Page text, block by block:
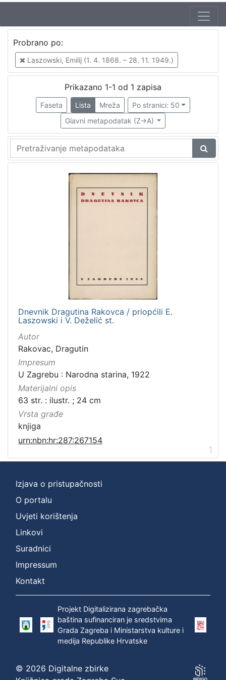
Probrano po:
Laszowski, Emilij (1. 4. 1868. – 28. 11. 1949.)
Prikazano 1-1 od 1 zapisa
Faseta Lista Mreža
Po stranici: 50
Glavni metapodatak (Z->A)
Dnevnik Dragutina Rakovca / priopćili E.
Laszowski i V. Deželić st.
Autor
Rakovac, Dragutin
Impresum
U Zagrebu : Narodna starina, 1922
Materijalni opis
63 str. : ilustr. ; 24 cm
Vrsta građe
knjiga
urn:nbn:hr:287:267154
1
Izjava o pristupačnosti
O portalu
Uvjeti korištenja
Linkovi
Suradnici
Impressum
Kontakt
Projekt Digitalizirana zagrebačka
baština sufinanciran je sredstvima
Grada Zagreba i Ministarstva kulture i
medija Republike Hrvatske
© 2026 Digitalne zbirke